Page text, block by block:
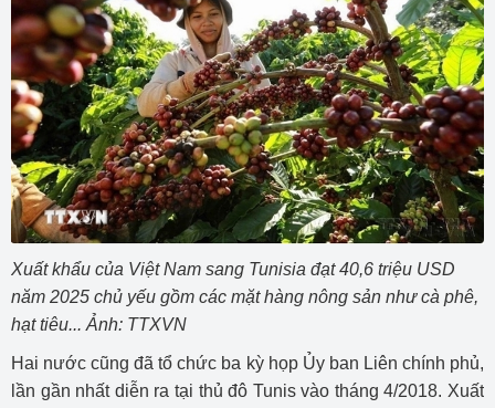
Xuất khẩu của Việt Nam sang Tunisia đạt 40,6 triệu USD
năm 2025 chủ yếu gồm các mặt hàng nông sản như cà phê,
hạt tiêu... Ảnh: TTXVN
Hai nước cũng đã tổ chức ba kỳ họp Ủy ban Liên chính phủ,
lần gần nhất diễn ra tại thủ đô Tunis vào tháng 4/2018. Xuất